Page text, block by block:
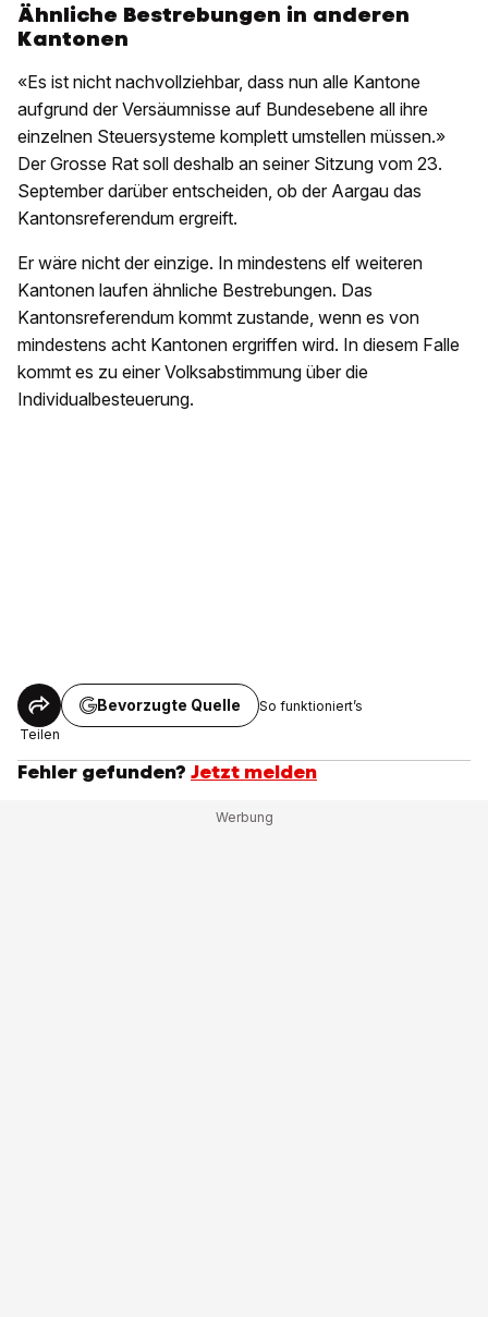
Ähnliche Bestrebungen in anderen
Kantonen
«Es ist nicht nachvollziehbar, dass nun alle Kantone
aufgrund der Versäumnisse auf Bundesebene all ihre
einzelnen Steuersysteme komplett umstellen müssen.»
Der Grosse Rat soll deshalb an seiner Sitzung vom 23.
September darüber entscheiden, ob der Aargau das
Kantonsreferendum ergreift.
Er wäre nicht der einzige. In mindestens elf weiteren
Kantonen laufen ähnliche Bestrebungen. Das
Kantonsreferendum kommt zustande, wenn es von
mindestens acht Kantonen ergriffen wird. In diesem Falle
kommt es zu einer Volksabstimmung über die
Individualbesteuerung.
Teilen
Bevorzugte Quelle So funktioniert’s
Fehler gefunden? Jetzt melden